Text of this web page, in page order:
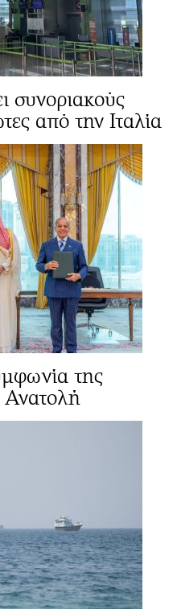
συνοριακούς
από την Ιταλία
της